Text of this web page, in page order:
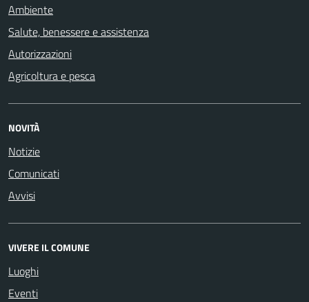
Ambiente
Salute, benessere e assistenza
Autorizzazioni
Agricoltura e pesca
NOVITÀ
Notizie
Comunicati
Avvisi
VIVERE IL COMUNE
Luoghi
Eventi